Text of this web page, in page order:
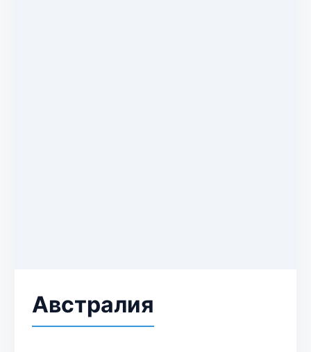
Австралия